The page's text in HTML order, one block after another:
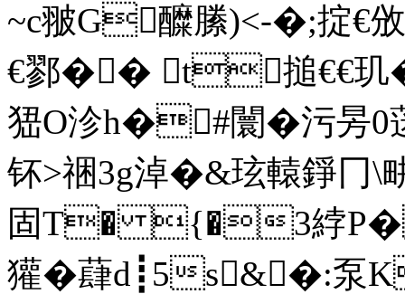
~c翍G醾縢)<-�;掟
€鄝�� t搥€€玑
峱O沴h�#闤� 污昘
钚>祵3g淖�&玹轅錚冂\
固T� {�3綍P�
獾�蕼d┋5s&�:泵